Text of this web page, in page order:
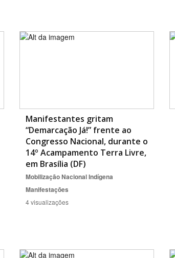
Manifestantes gritam
“Demarcação Já!” frente ao
Congresso Nacional, durante o
14º Acampamento Terra Livre,
em Brasília (DF)
Mobilização Nacional Indígena
Manifestações
4 visualizações